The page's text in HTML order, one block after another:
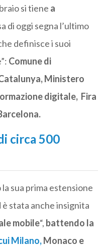
si tiene a
di oggi segna l’ultimo
definisce i suoi
Comune di
Ministero
digitale, Fira
circa 500
sua prima estensione
è stata anche insignita
mobile“, battendo la
Milano,Monaco e